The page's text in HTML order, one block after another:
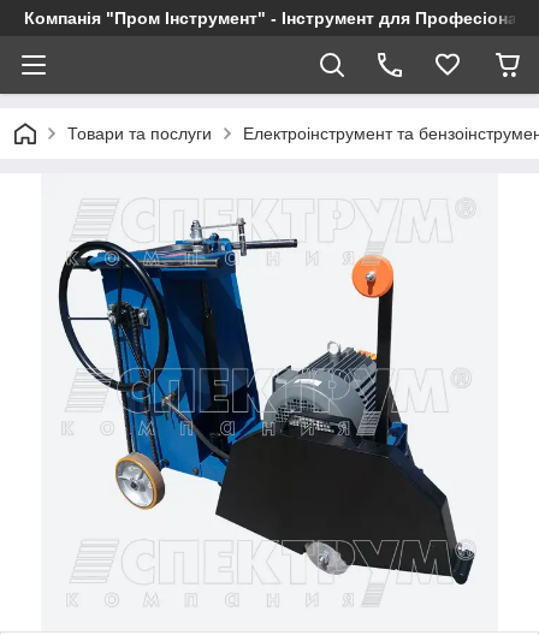
Компанія "Пром Інструмент" - Інструмент для
Товари та послуги Електроінструмент та